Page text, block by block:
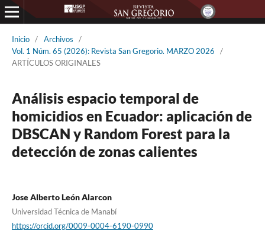
Inicio / Archivos
/
Vol. 1 Núm. 65 (2026): Revista San Gregorio. MARZO 2026
/
ARTÍCULOS ORIGINALES
Análisis espacio temporal de
homicidios en Ecuador: aplicación de
DBSCAN y Random Forest para la
detección de zonas calientes
Jose Alberto León Alarcon
Universidad Técnica de Manabí
https://orcid.org/0009-0004-6190-0990